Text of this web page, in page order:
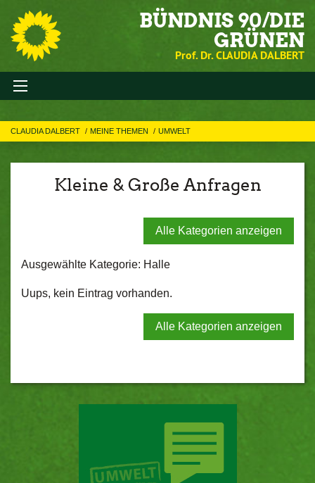
BÜNDNIS 90/DIE
GRÜNEN
Prof. Dr. CLAUDIA DALBERT
CLAUDIA DALBERT MEINE THEMEN UMWELT
Kleine & Große Anfragen
Alle Kategorien anzeigen
Ausgewählte Kategorie: Halle
Uups, kein Eintrag vorhanden.
Alle Kategorien anzeigen